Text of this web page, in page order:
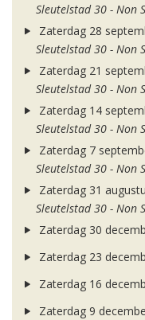
Sleutelstad 30 - Non
Zaterdag 28
Sleutelstad 30 - Non
Zaterdag 21
Sleutelstad 30 - Non
Zaterdag 14
Sleutelstad 30 - Non
Zaterdag 7
Sleutelstad 30 - Non
Zaterdag 31
Sleutelstad 30 - Non
Zaterdag 30
Zaterdag 23
Zaterdag 16
Zaterdag 9